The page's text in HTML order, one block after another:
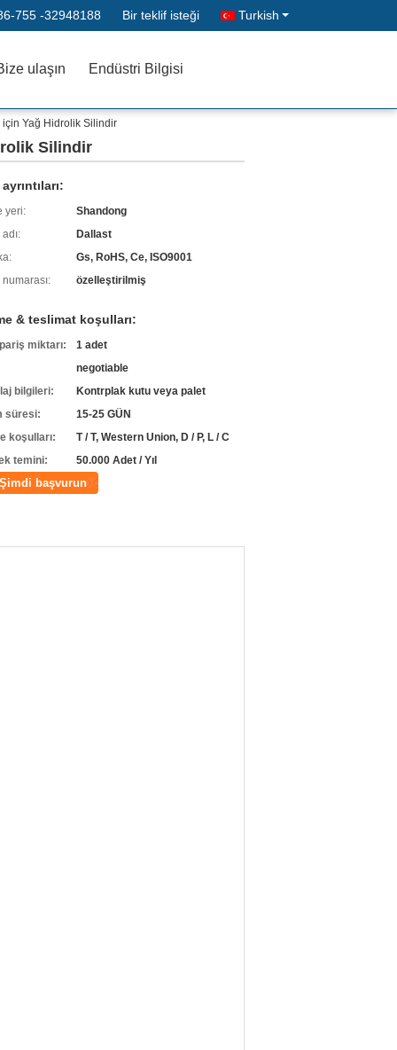
755 -32948188 Bir teklif isteği Turkish
ulaşın Endüstri Bilgisi
için Yağ Hidrolik Silindir
Silindir
yeri:
Shandong
Dallast
Gs, RoHS, Ce, ISO9001
özelleştirilmiş
& teslimat koşulları:
miktarı:
1 adet
negotiable
bilgileri:
Kontrplak kutu veya palet
süresi:
15-25 GÜN
koşulları:
T / T, Western Union, D / P, L / C
temini:
50.000 Adet / Yıl
Şimdi başvurun